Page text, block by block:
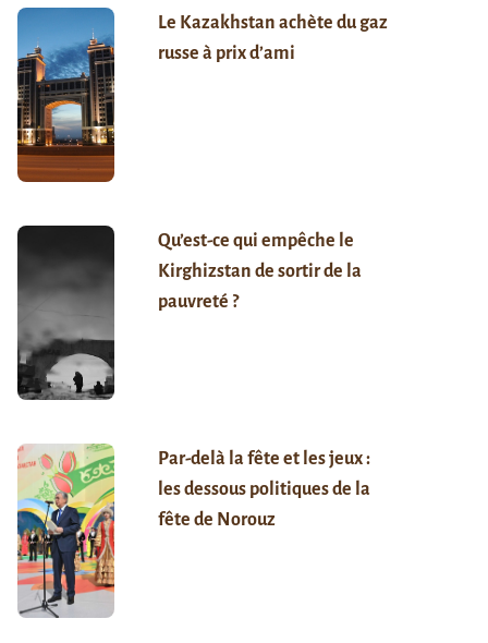
Le Kazakhstan achète du gaz
russe à prix d’ami
Qu’est-ce qui empêche le
Kirghizstan de sortir de la
pauvreté ?
Par-delà la fête et les jeux :
les dessous politiques de la
fête de Norouz